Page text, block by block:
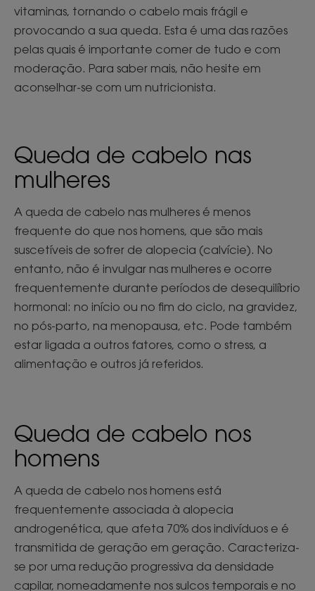
vitaminas, tornando o cabelo mais frágil e
provocando a sua queda. Esta é uma das razões
pelas quais é importante comer de tudo e com
moderação. Para saber mais, não hesite em
aconselhar-se com um nutricionista.
Queda de cabelo nas
mulheres
A queda de cabelo nas mulheres é menos
frequente do que nos homens, que são mais
suscetíveis de sofrer de alopecia (calvície). No
entanto, não é invulgar nas mulheres e ocorre
frequentemente durante períodos de desequilíbrio
hormonal: no início ou no fim do ciclo, na gravidez,
no pós-parto, na menopausa, etc. Pode também
estar ligada a outros fatores, como o stress, a
alimentação e outros já referidos.
Queda de cabelo nos
homens
A queda de cabelo nos homens está
frequentemente associada à alopecia
androgenética, que afeta 70% dos indivíduos e é
transmitida de geração em geração. Caracteriza-
se por uma redução progressiva da densidade
capilar, nomeadamente nos sulcos temporais e no